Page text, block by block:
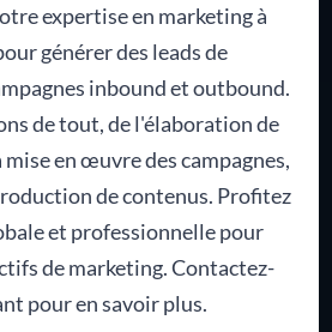
expertise en marketing à
générer des leads de
inbound et outbound.
de tout, de l'élaboration de
en œuvre des campagnes,
de contenus. Profitez
et professionnelle pour
de marketing. Contactez-
pour en savoir plus.